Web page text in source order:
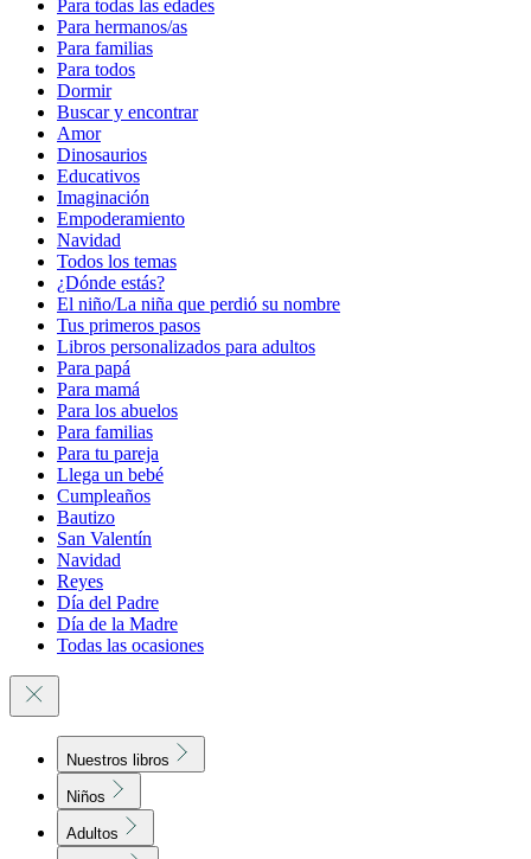
Para todas las edades
Para hermanos/as
Para familias
Para todos
Dormir
Buscar y encontrar
Amor
Dinosaurios
Educativos
Imaginación
Empoderamiento
Navidad
Todos los temas
¿Dónde estás?
El niño/La niña que perdió su nombre
Tus primeros pasos
Libros personalizados para adultos
Para papá
Para mamá
Para los abuelos
Para familias
Para tu pareja
Llega un bebé
Cumpleaños
Bautizo
San Valentín
Navidad
Reyes
Día del Padre
Día de la Madre
Todas las ocasiones
Nuestros libros
Niños
Adultos